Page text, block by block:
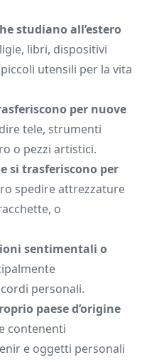
studiano all’estero
libri, dispositivi
utensili per la vita
per nuove
tele, strumenti
o pezzi artistici.
si trasferiscono per
spedire attrezzature
o
sentimentali o
personali.
paese d’origine
contenenti
e oggetti personali